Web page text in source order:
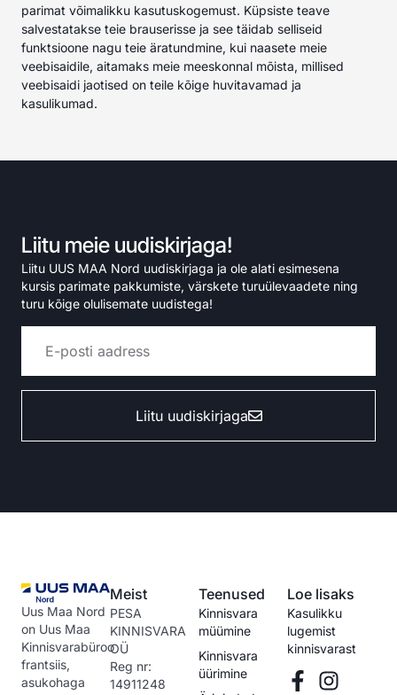
parimat võimalikku kasutuskogemust. Küpsiste teave
salvestatakse teie brauserisse ja see täidab selliseid
funktsioone nagu teie äratundmine, kui naasete meie
veebisaidile, aitamaks meie meeskonnal mõista, millised
veebisaidi jaotised on teile kõige huvitavamad ja
kasulikumad.
Liitu meie uudiskirjaga!
Liitu UUS MAA Nord uudiskirjaga ja ole alati esimesena
kursis parimate pakkumiste, värskete turuülevaadete ning
turu kõige olulisemate uudistega!
Liitu uudiskirjaga
Uus Maa Nord
on Uus Maa
Kinnisvarabüroo
frantsiis,
asukohaga
Meist
PESA
KINNISVARA
OÜ
Reg nr:
14911248
Teenused
Kinnisvara
müümine
Kinnisvara
üürimine
Loe lisaks
Kasulikku
lugemist
kinnisvarast